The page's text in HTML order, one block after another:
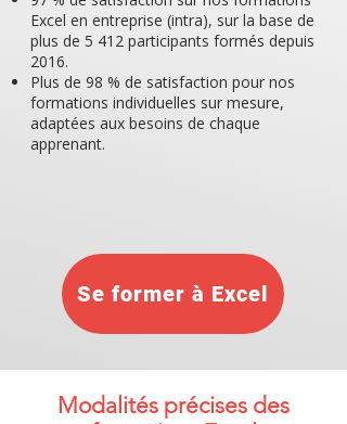
Excel en entreprise (intra), sur la base de
plus de 5 412 participants formés depuis
2016.
Plus de 98 % de satisfaction pour nos
formations individuelles sur mesure,
adaptées aux besoins de chaque
apprenant.
Se former à Excel
Modalités précises des